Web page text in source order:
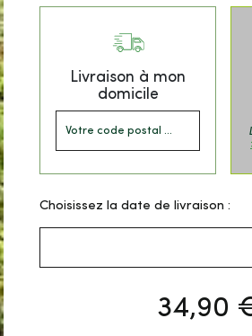
Livraison à mon
domicile
Choisissez la date de livraison :
34,90